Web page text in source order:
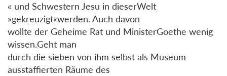
« und Schwestern Jesu in dieserWelt
»gekreuzigt«werden. Auch davon
wollte der Geheime Rat und MinisterGoethe wenig
wissen.Geht man
durch die sieben von ihm selbst als Museum
ausstaffierten Räume des